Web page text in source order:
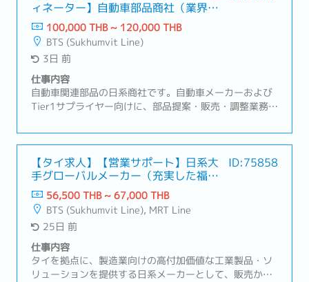
ィネーター】自動車部品商社（業界経
験が活かせる！好条件）
100,000 THB ~ 120,000 THB
BTS (Sukhumvit Line)
3日 前
仕事内容
自動車関連部品の日系商社です。自動車メーカーおよび
Tier1サプライヤー向けに、部品提案・販売・調整業務を
ます。タイ拠点は地域統括機能も担い、営業活動および
各国拠点との調整業務を行っています。【業務内容】・
自動車メーカーおよびTier1サプライヤー向け窓口対応
（営業・オペレーション・品質関連）・グループ各拠点
および営業担当者との調整・サポート業務・製品提案、
見積作成、価格交渉・受注管理および日々のオーダー状
況・生産準備進捗の管理・日本本社およびベトナム工場
などグループ会社との連携業務・インド、インドネシ
ア、マレーシア、ベトナム、日本などへの海外出張対
応・営業予算の管理および売上分析（⽉次・四半期・年
次）・マーケティング・営業関連レポートの作成（本社
【タイ求人】【営業サポート】日系大
手グローバルメーカー（充実した福利
厚生）
ID:75858
56,500 THB ~ 67,000 THB
BTS (Sukhumvit Line), MRT Line
25日 前
仕事内容
タイを拠点に、製造業向けの高付加価値な工業製品・ソ
リューションを提供する日系メーカーとして、販売から